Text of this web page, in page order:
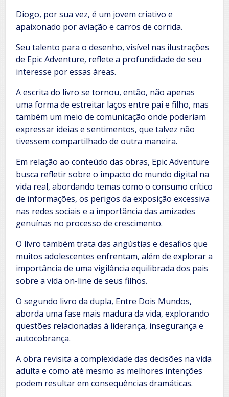
Diogo, por sua vez, é um jovem criativo e
apaixonado por aviação e carros de corrida.
Seu talento para o desenho, visível nas ilustrações
de Epic Adventure, reflete a profundidade de seu
interesse por essas áreas.
A escrita do livro se tornou, então, não apenas
uma forma de estreitar laços entre pai e filho, mas
também um meio de comunicação onde poderiam
expressar ideias e sentimentos, que talvez não
tivessem compartilhado de outra maneira.
Em relação ao conteúdo das obras, Epic Adventure
busca refletir sobre o impacto do mundo digital na
vida real, abordando temas como o consumo crítico
de informações, os perigos da exposição excessiva
nas redes sociais e a importância das amizades
genuínas no processo de crescimento.
O livro também trata das angústias e desafios que
muitos adolescentes enfrentam, além de explorar a
importância de uma vigilância equilibrada dos pais
sobre a vida on-line de seus filhos.
O segundo livro da dupla, Entre Dois Mundos,
aborda uma fase mais madura da vida, explorando
questões relacionadas à liderança, insegurança e
autocobrança.
A obra revisita a complexidade das decisões na vida
adulta e como até mesmo as melhores intenções
podem resultar em consequências dramáticas.